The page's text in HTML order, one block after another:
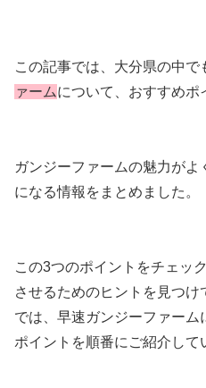
この記事では、大分県の中で
ァームについて、おすすめポ
ガンジーファームの魅力が
になる情報をまとめました。
この3つのポイントをチェッ
させるためのヒントを見つけ
では、早速ガンジーファー
ポイントを順番にご紹介して